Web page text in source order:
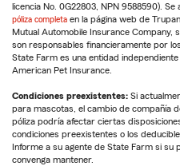
licencia No. 0G22803, NPN 9588590).
póliza completa en la página web de
Mutual Automobile Insurance Company,
son responsables financieramente por
State Farm es una entidad
American Pet Insurance.
Condiciones preexistentes: Si
para mascotas, el cambio de compañía
póliza podría afectar ciertas
condiciones preexistentes o los
Informe a su agente de State Farm si su
convenga mantener.